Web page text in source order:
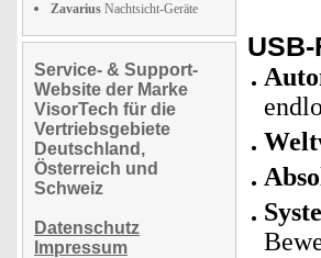
Zavarius Nachtsicht-Geräte
Service- & Support-
Website der Marke
VisorTech für die
Vertriebsgebiete
Deutschland,
Österreich und
Schweiz
Datenschutz
Impressum